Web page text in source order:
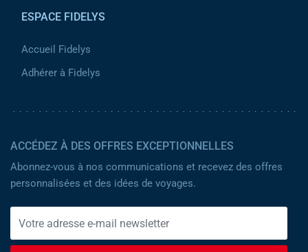
ESPACE FIDELYS
Accueil Fidelys
Adhérer à Fidelys
ACCÉDEZ À DES OFFRES EXCEPTIONNELLES
Abonnez-vous à nos communications et recevez des offres
personnalisées et des idées de voyages.